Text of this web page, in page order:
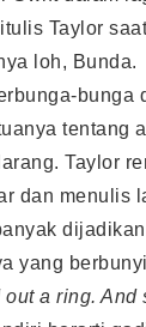
Taylor
loh, Bunda.
bunga
tentang
Taylor
dan menulis
yang
a ring. And